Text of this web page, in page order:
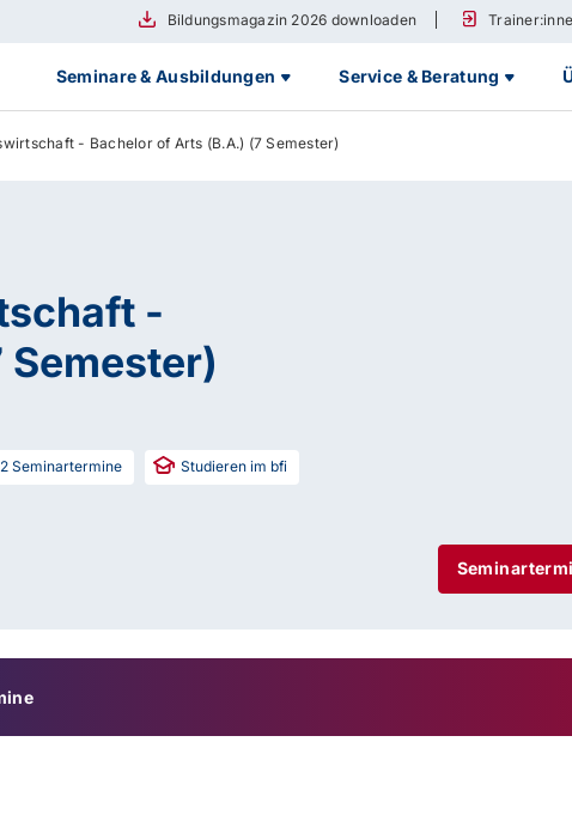
Bildungsmagazin 2026 downloaden
Seminare & Ausbildungen Service & Beratung
- Bachelor of Arts (B.A.) (7 Semester)
-
2 Seminartermine Studieren im bfi